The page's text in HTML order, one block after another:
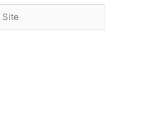
Site